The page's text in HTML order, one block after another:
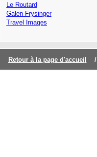
Le Routard
Galen Frysinger
Travel Images
Retour à la page d'accuei